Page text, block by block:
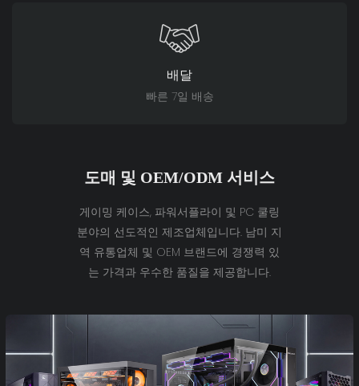
배달
빠른 7일 배송
도매 및 OEM/ODM 서비스
게이밍 케이스, 파워서플라이 및 PC 쿨링
분야의 선도적인 제조업체입니다. 남미 지
역 유통업체 및 OEM 브랜드에 경쟁력 있
는 가격과 우수한 품질을 제공합니다.